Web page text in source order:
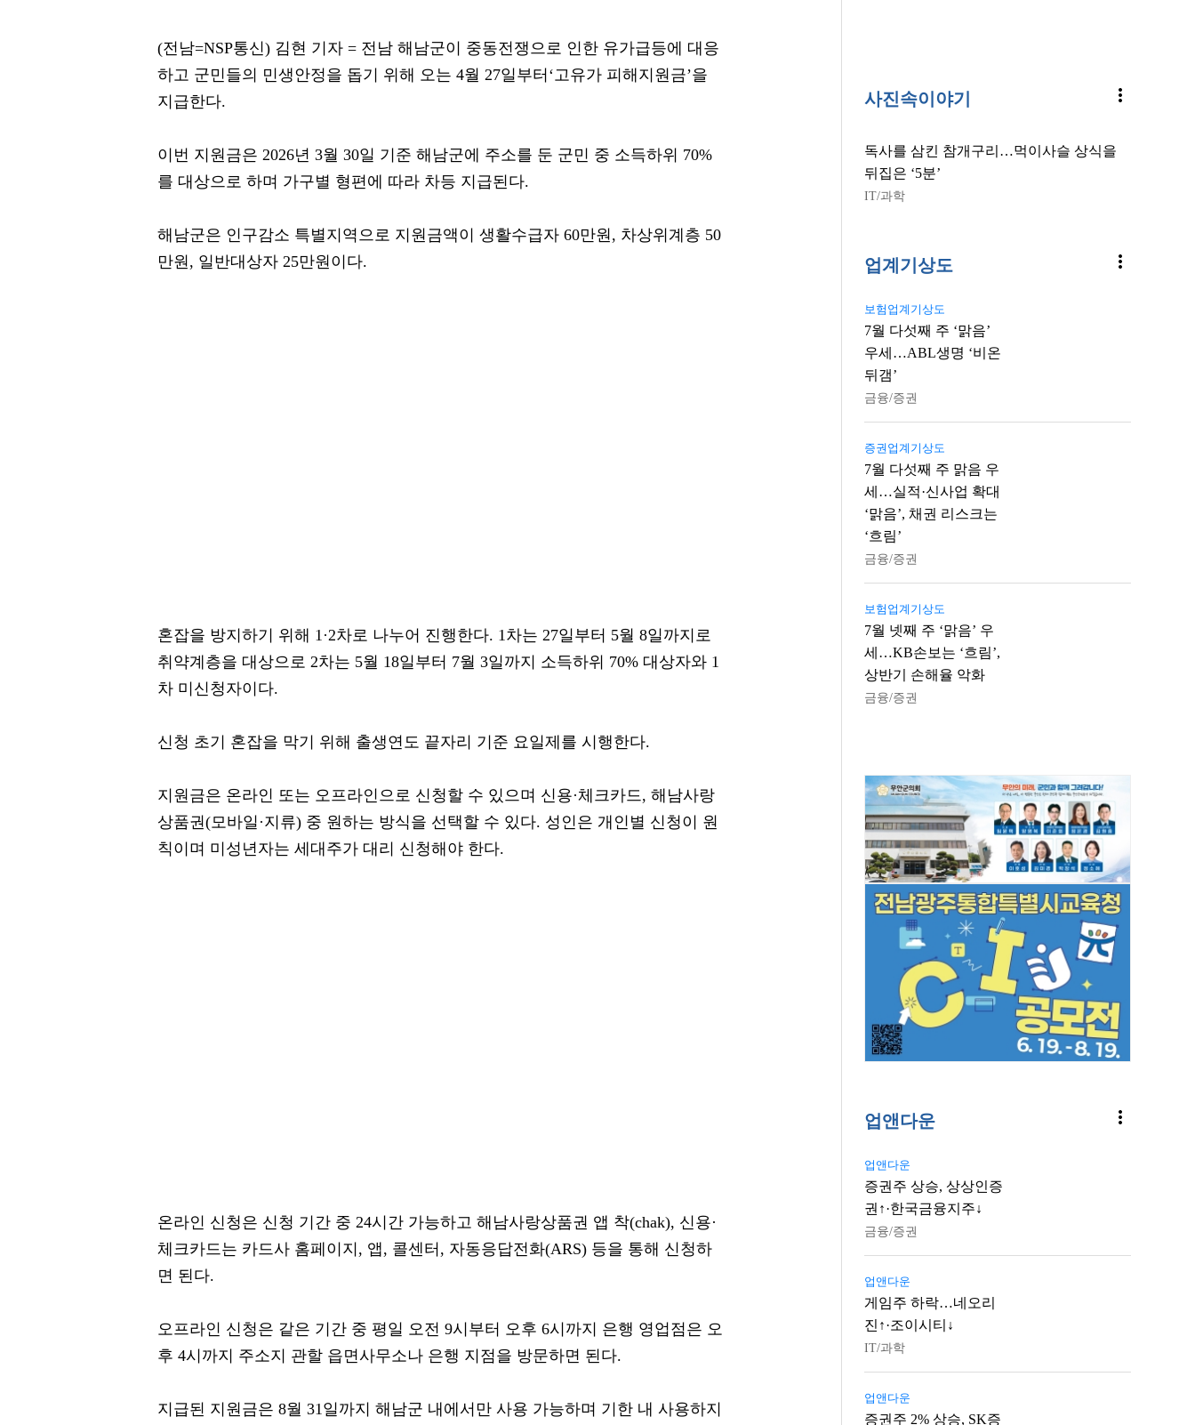
(전남=NSP통신) 김현 기자 = 전남 해남군이 중동전쟁으로 인한 유가급등에 대응
하고 군민들의 민생안정을 돕기 위해 오는 4월 27일부터‘고유가 피해지원금’을
지급한다.
이번 지원금은 2026년 3월 30일 기준 해남군에 주소를 둔 군민 중 소득하위 70%
를 대상으로 하며 가구별 형편에 따라 차등 지급된다.
해남군은 인구감소 특별지역으로 지원금액이 생활수급자 60만원, 차상위계층 50
만원, 일반대상자 25만원이다.
혼잡을 방지하기 위해 1·2차로 나누어 진행한다. 1차는 27일부터 5월 8일까지로
취약계층을 대상으로 2차는 5월 18일부터 7월 3일까지 소득하위 70% 대상자와 1
차 미신청자이다.
신청 초기 혼잡을 막기 위해 출생연도 끝자리 기준 요일제를 시행한다.
지원금은 온라인 또는 오프라인으로 신청할 수 있으며 신용·체크카드, 해남사랑
상품권(모바일·지류) 중 원하는 방식을 선택할 수 있다. 성인은 개인별 신청이 원
칙이며 미성년자는 세대주가 대리 신청해야 한다.
온라인 신청은 신청 기간 중 24시간 가능하고 해남사랑상품권 앱 착(chak), 신용·
체크카드는 카드사 홈페이지, 앱, 콜센터, 자동응답전화(ARS) 등을 통해 신청하
면 된다.
오프라인 신청은 같은 기간 중 평일 오전 9시부터 오후 6시까지 은행 영업점은 오
후 4시까지 주소지 관할 읍면사무소나 은행 지점을 방문하면 된다.
지급된 지원금은 8월 31일까지 해남군 내에서만 사용 가능하며 기한 내 사용하지
사진속이야기 more_vert
독사를 삼킨 참개구리…먹이사슬 상식을
뒤집은 ‘5분’
IT/과학
업계기상도 more_vert
보험업계기상도
7월 다섯째 주 ‘맑음’
우세…ABL생명 ‘비온
뒤갬’
금융/증권
증권업계기상도
7월 다섯째 주 맑음 우
세…실적·신사업 확대
‘맑음’, 채권 리스크는
‘흐림’
금융/증권
보험업계기상도
7월 넷째 주 ‘맑음’ 우
세…KB손보는 ‘흐림’,
상반기 손해율 악화
금융/증권
업앤다운 more_vert
업앤다운
증권주 상승, 상상인증
권↑·한국금융지주↓
금융/증권
업앤다운
게임주 하락…네오리
진↑·조이시티↓
IT/과학
업앤다운
증권주 2% 상승, SK증